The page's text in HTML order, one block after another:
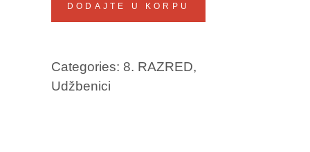
Hadžić,
količina
DODAJTE U KORPU
Categories: 8. RAZRED,
Udžbenici